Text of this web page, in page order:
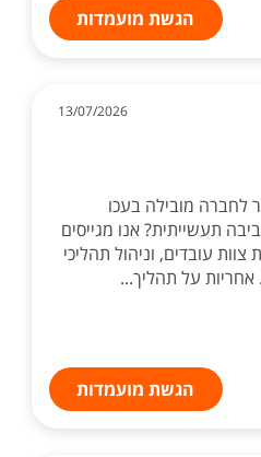
הגשת מועמדות
13/07/2026
לחברה מובילה בעכו
תעשייתית? אנו מגייסים
עובדים, וניהול תהליכי
אחריות על תהליך...
הגשת מועמדות